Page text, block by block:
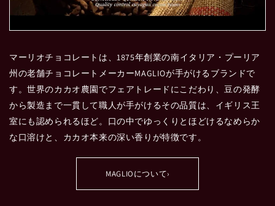
マーリオチョコレートは、1875年創業の南イタリア・プーリア
州の老舗チョコレートメーカーMAGLIOが手がけるブランドで
す。世界のカカオ農園でフェアトレードにこだわり、豆の発酵
から製造まで一貫して職人が手がけるその品質は、イギリス王
室にも認められるほど。口の中でゆっくりとほどけるなめらか
な口溶けと、カカオ本来の深い香りが特徴です。
MAGLIOについて›